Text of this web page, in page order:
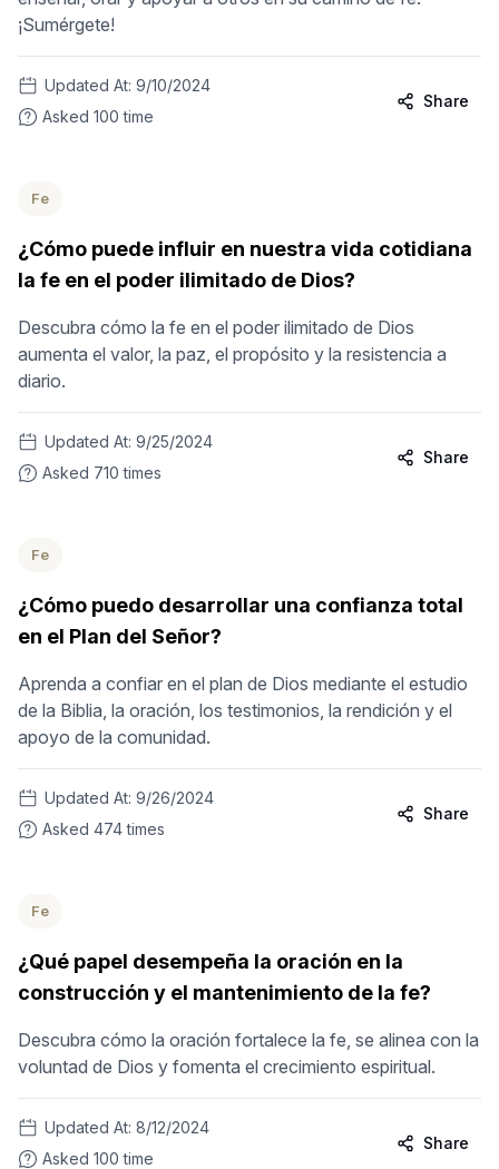
¡Sumérgete!
Updated At: 9/10/2024
Asked 100 time
Share
Fe
¿Cómo puede influir en nuestra vida cotidiana
la fe en el poder ilimitado de Dios?
Descubra cómo la fe en el poder ilimitado de Dios
aumenta el valor, la paz, el propósito y la resistencia a
diario.
Updated At: 9/25/2024
Asked 710 times
Share
Fe
¿Cómo puedo desarrollar una confianza total
en el Plan del Señor?
Aprenda a confiar en el plan de Dios mediante el estudio
de la Biblia, la oración, los testimonios, la rendición y el
apoyo de la comunidad.
Updated At: 9/26/2024
Asked 474 times
Share
Fe
¿Qué papel desempeña la oración en la
construcción y el mantenimiento de la fe?
Descubra cómo la oración fortalece la fe, se alinea con la
voluntad de Dios y fomenta el crecimiento espiritual.
Updated At: 8/12/2024
Asked 100 time
Share